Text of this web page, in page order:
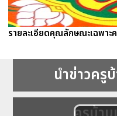
รายละเอียดคุณลักษณะเฉพา
นำข่าวครู